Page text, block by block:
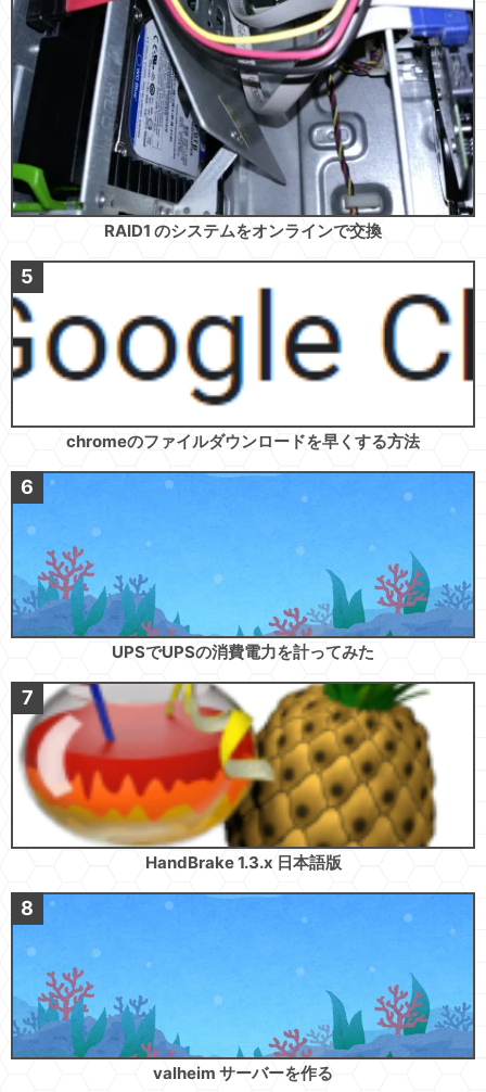
RAID1 のシステムをオンラインで交換
chromeのファイルダウンロードを早くする方法
UPSでUPSの消費電力を計ってみた
HandBrake 1.3.x 日本語版
valheim サーバーを作る